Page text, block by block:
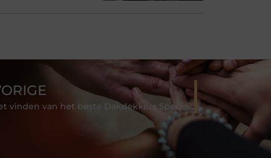
Het vinden van het beste Dakdekkers Specialisten